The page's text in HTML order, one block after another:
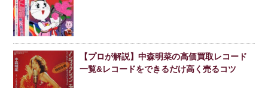
【プロが解説】中森明菜の高価買取レコード
一覧&レコードをできるだけ高く売るコツ